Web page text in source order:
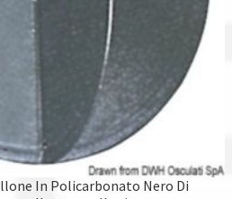
In Policarbonato Nero Di